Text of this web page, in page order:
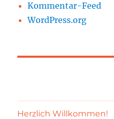
Kommentar-Feed
WordPress.org
Herzlich Willkommen!